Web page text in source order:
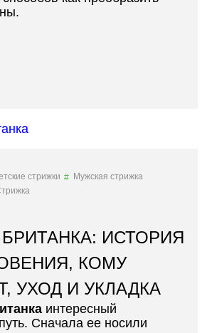
стрижки
Мужская стрижка
ИСТОРИЯ
КОМУ
УХОД И УКЛАДКА
интересный
Сначала ее носили